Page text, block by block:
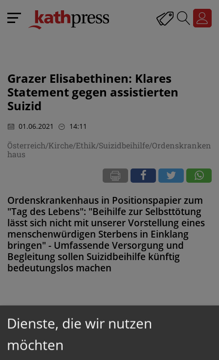
Grazer Elisabethinen: Klares
Statement gegen assistierten
Suizid
01.06.2021 14:11
Österreich/Kirche/Ethik/Suizidbeihilfe/Ordenskranken
haus
Ordenskrankenhaus in Positionspapier zum
"Tag des Lebens": "Beihilfe zur Selbsttötung
lässt sich nicht mit unserer Vorstellung eines
menschenwürdigen Sterbens in Einklang
bringen" - Umfassende Versorgung und
Begleitung sollen Suizidbeihilfe künftig
bedeutungslos machen
Diese Meldung ist nicht frei verfügbar. Bitte
loggen Sie sich ein, oder bestellen Sie das
ProduktKathpress_online
Dienste, die wir nutzen
möchten